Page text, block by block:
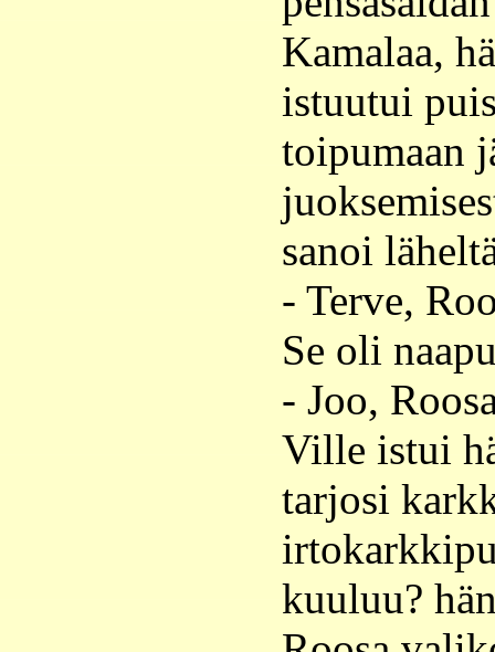
Kamalaa,
istuutui
toipumaan
sanoi
- Terve,
Se oli
- Joo,
Ville istui
tarjosi
kuuluu?